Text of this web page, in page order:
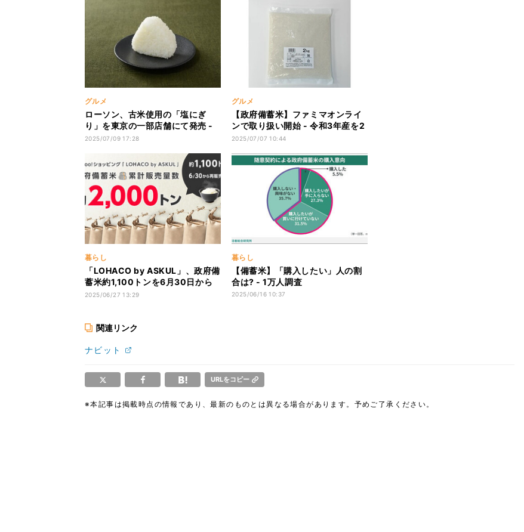
グルメ
ローソン、古米使用の「塩にぎ
り」を東京の一部店舗にて発売 -
通常より2割安い価格設定
2025/07/09 17:28
グルメ
【政府備蓄米】ファミマオンライ
ンで取り扱い開始 - 令和3年産を2
キロパック756円で販売
2025/07/07 10:44
暮らし
「LOHACO by ASKUL」、政府備
蓄米約1,100トンを6月30日から
再販売 累計販売量は約2,000ト
2025/06/27 13:29
暮らし
【備蓄米】「購入したい」人の割
合は? - 1万人調査
2025/06/16 10:37
関連リンク
ナビット
URLをコピー
※本記事は掲載時点の情報であり、最新のものとは異なる場合があります。予めご了承ください。